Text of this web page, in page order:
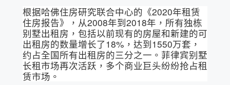
根据哈佛住房研究联合中心的《2020年租赁
住房报告》，从2008年到2018年，所有独栋
别墅出租房，包括以前现有的房屋和新建的可
出租房的数量增长了18%，达到1550万套，
约占全国所有出租房的三分之一。菲律宾别墅
长租市场再次活跃，多个商业巨头纷纷抢占租
赁市场。